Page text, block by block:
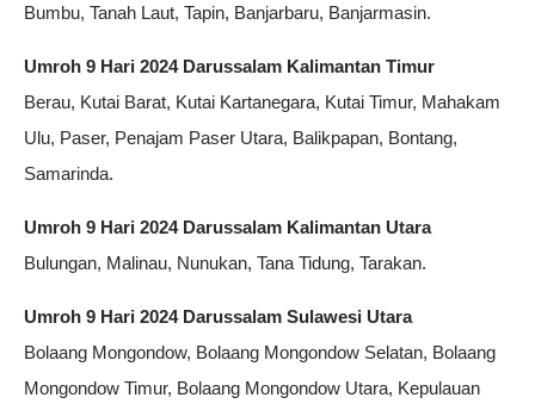
Bumbu, Tanah Laut, Tapin, Banjarbaru, Banjarmasin.
Umroh 9 Hari 2024 Darussalam Kalimantan Timur
Berau, Kutai Barat, Kutai Kartanegara, Kutai Timur, Mahakam
Ulu, Paser, Penajam Paser Utara, Balikpapan, Bontang,
Samarinda.
Umroh 9 Hari 2024 Darussalam Kalimantan Utara
Bulungan, Malinau, Nunukan, Tana Tidung, Tarakan.
Umroh 9 Hari 2024 Darussalam Sulawesi Utara
Bolaang Mongondow, Bolaang Mongondow Selatan, Bolaang
Mongondow Timur, Bolaang Mongondow Utara, Kepulauan